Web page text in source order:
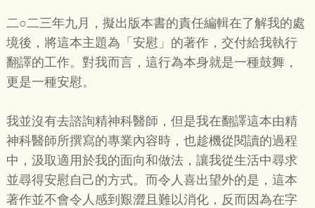
二○二三年九月，擬出版本書的責任編輯在了解我的處
境後，將這本主題為「安慰」的著作，交付給我執行
翻譯的工作。對我而言，這行為本身就是一種鼓舞，
更是一種安慰。
我並沒有去諮詢精神科醫師，但是我在翻譯這本由精
神科醫師所撰寫的專業內容時，也趁機從閱讀的過程
中，汲取適用於我的面向和做法，讓我從生活中尋求
並尋得安慰自己的方式。而令人喜出望外的是，這本
著作並不會令人感到艱澀且難以消化，反而因為在字